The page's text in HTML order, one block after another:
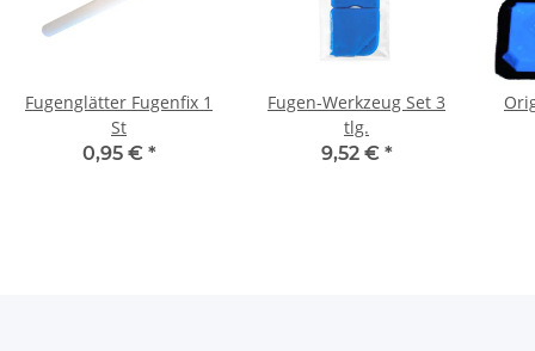
Fugenglätter Fugenfix 1
St
0,95 € *
Fugen-Werkzeug Set 3
tlg.
9,52 € *